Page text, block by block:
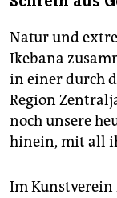
Natur und
Ikebana
in einer durch
Region
noch unsere
hinein, mit all
Im Kunstverein